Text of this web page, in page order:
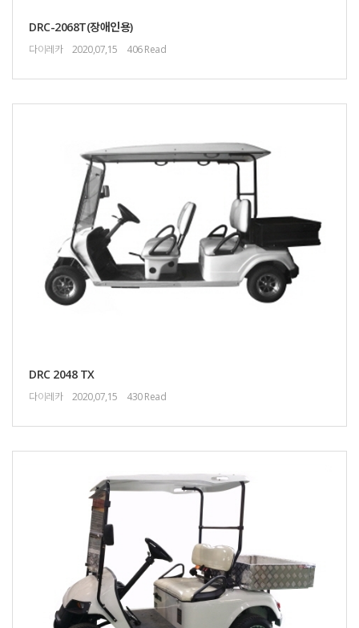
DRC-2068T(장애인용)
다이레카 2020,07,15 406 Read
DRC 2048 TX
다이레카 2020,07,15 430 Read